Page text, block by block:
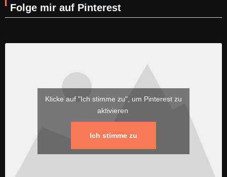
Folge mir auf Pinterest
Klicke auf "Ich stimme zu", um Pinterest zu
aktivieren
Ich stimme zu